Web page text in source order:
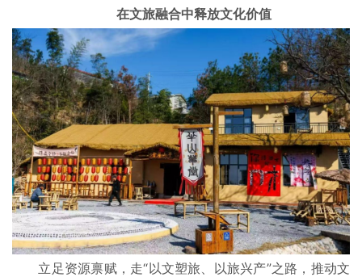
在文旅融合中释放文化价值
立足资源禀赋，走“以文塑旅、以旅兴产”之路，推动文